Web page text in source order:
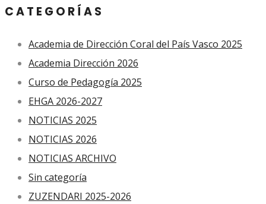
CATEGORÍAS
Academia de Dirección Coral del País Vasco 2025
Academia Dirección 2026
Curso de Pedagogía 2025
EHGA 2026-2027
NOTICIAS 2025
NOTICIAS 2026
NOTICIAS ARCHIVO
Sin categoría
ZUZENDARI 2025-2026